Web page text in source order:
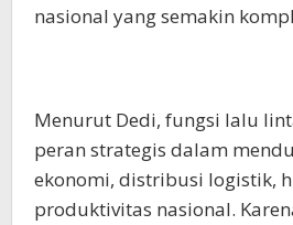
nasional yang semakin
Menurut Dedi, fungsi lalu
peran strategis dalam
ekonomi, distribusi logistik,
produktivitas nasional.